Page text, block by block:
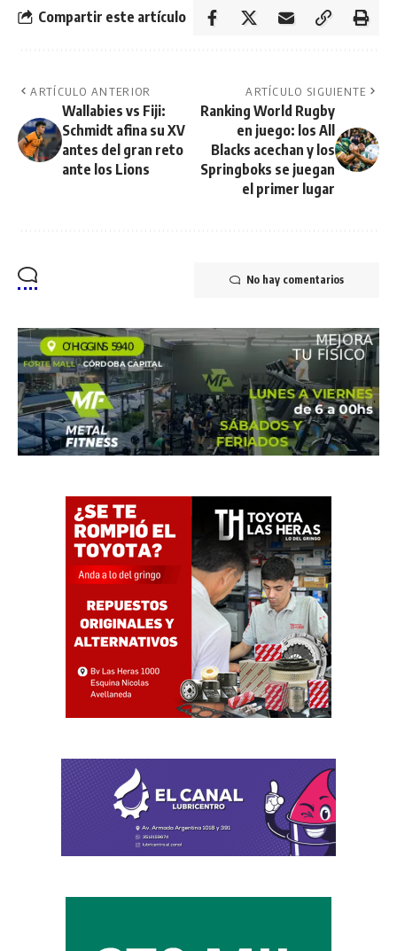
Compartir este artículo
ARTÍCULO ANTERIOR
Wallabies vs Fiji:
Schmidt afina su XV
antes del gran reto
ante los Lions
ARTÍCULO SIGUIENTE
Ranking World Rugby
en juego: los All
Blacks acechan y los
Springboks se juegan
el primer lugar
No hay comentarios